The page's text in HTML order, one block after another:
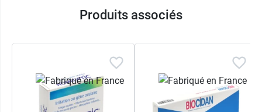
Produits associés